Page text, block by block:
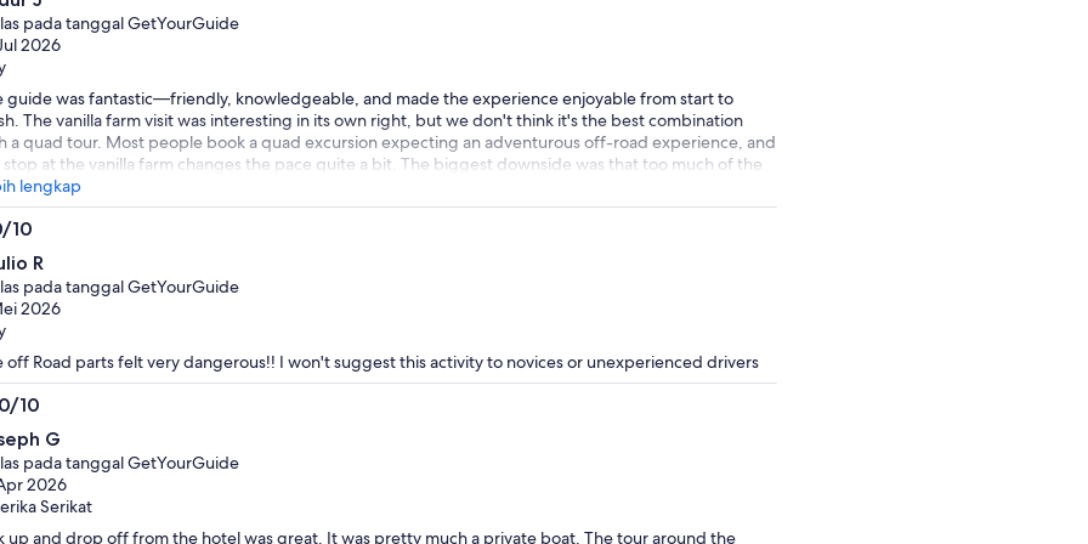
pada tanggal GetYourGuide
2026
guide was fantastic—friendly, knowledgeable, and made the experience enjoyable from start to
The vanilla farm visit was interesting in its own right, but we don't think it's the best combination
a quad tour. Most people book a quad excursion expecting an adventurous off-road experience, and
at the vanilla farm changes the pace quite a bit. The biggest downside was that too much of the
was spent on regular public roads rather than off-road trails or in the countryside. The tour was
overall, but we were hoping for more time exploring nature and less time riding on paved
the tour is too expensive for what it includes
lengkap
10
R
pada tanggal GetYourGuide
2026
off Road parts felt very dangerous!! I won't suggest this activity to novices or unexperienced drivers
10
G
pada tanggal GetYourGuide
2026
Serikat
up and drop off from the hotel was great. It was pretty much a private boat. The tour around the